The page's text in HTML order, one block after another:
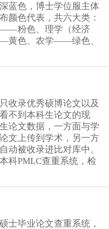
蓝色，博士学位服主体
颜色代表，共六大类：
——粉色、理学（经济
黄色、农学——绿色、
收录优秀硕博论文以及
不到本科生论文的现
论文数据，一方面与学
文上传到学术，另一方
动被收录进比对库中。
科PMLC查重系统，检
士毕业论文查重系统，